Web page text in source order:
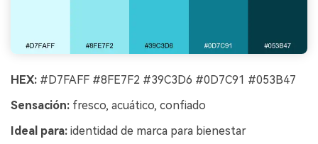
HEX: #D7FAFF #8FE7F2 #39C3D6 #0D7C91 #053B47
Sensación: fresco, acuático, confiado
Ideal para: identidad de marca para bienestar